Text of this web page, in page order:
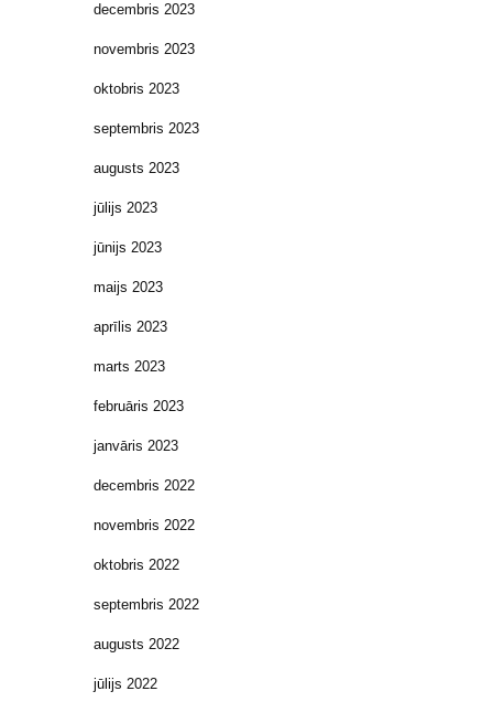
decembris 2023
novembris 2023
oktobris 2023
septembris 2023
augusts 2023
jūlijs 2023
jūnijs 2023
maijs 2023
aprīlis 2023
marts 2023
februāris 2023
janvāris 2023
decembris 2022
novembris 2022
oktobris 2022
septembris 2022
augusts 2022
jūlijs 2022